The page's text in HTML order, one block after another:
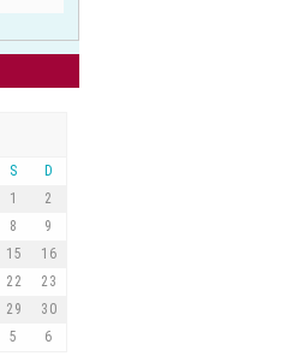
S
D
1
2
8
9
15
16
22
23
29
30
5 6